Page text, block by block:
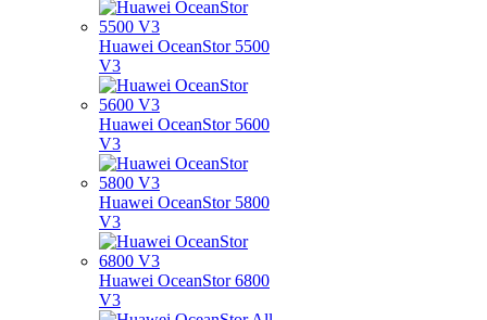
Huawei OceanStor 5500
V3
Huawei OceanStor 5600
V3
Huawei OceanStor 5800
V3
Huawei OceanStor 6800
V3